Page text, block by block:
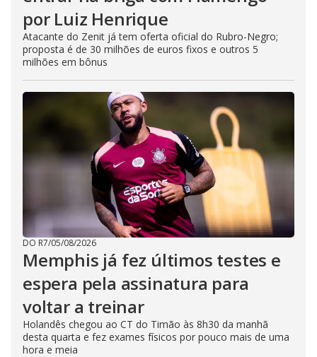
por Luiz Henrique
Atacante do Zenit já tem oferta oficial do Rubro-Negro;
proposta é de 30 milhões de euros fixos e outros 5
milhões em bônus
DO R7/05/08/2026
Memphis já fez últimos testes e
espera pela assinatura para
voltar a treinar
Holandês chegou ao CT do Timão às 8h30 da manhã
desta quarta e fez exames físicos por pouco mais de uma
hora e meia